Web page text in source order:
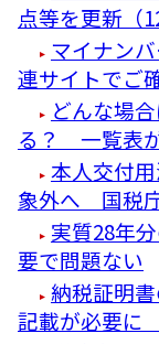
点等を更新（
マイナン
連サイトでご
どんな場
る？ 一覧表
本人交付
象外へ 国税
実質28年
要で問題ない
納税証明
記載が必要